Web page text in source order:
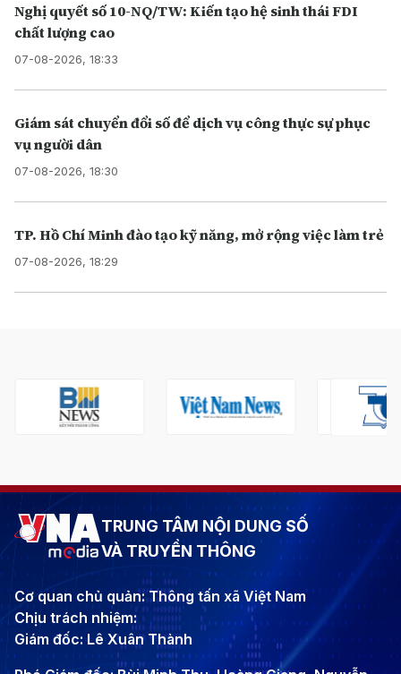
Nghị quyết số 10-NQ/TW: Kiến tạo hệ sinh thái FDI
chất lượng cao
07-08-2026, 18:33
Giám sát chuyển đổi số để dịch vụ công thực sự phục
vụ người dân
07-08-2026, 18:30
TP. Hồ Chí Minh đào tạo kỹ năng, mở rộng việc làm trẻ
07-08-2026, 18:29
TRUNG TÂM NỘI DUNG SỐ
VÀ TRUYỀN THÔNG
Cơ quan chủ quản: Thông tấn xã Việt Nam
Chịu trách nhiệm:
Giám đốc: Lê Xuân Thành